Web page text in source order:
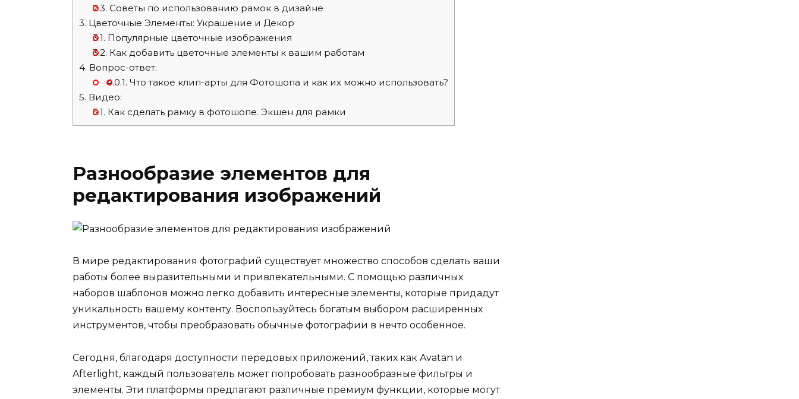
2.3. Советы по использованию рамок в дизайне
3. Цветочные Элементы: Украшение и Декор
3.1. Популярные цветочные изображения
3.2. Как добавить цветочные элементы к вашим работам
4. Вопрос-ответ:
4.0.1. Что такое клип-арты для Фотошопа и как их можно использовать?
5. Видео:
5.1. Как сделать рамку в фотошопе. Экшен для рамки
Разнообразие элементов для
редактирования изображений
В мире редактирования фотографий существует множество способов сделать ваши
работы более выразительными и привлекательными. С помощью различных
наборов шаблонов можно легко добавить интересные элементы, которые придадут
уникальность вашему контенту. Воспользуйтесь богатым выбором расширенных
инструментов, чтобы преобразовать обычные фотографии в нечто особенное.
Сегодня, благодаря доступности передовых приложений, таких как Avatan и
Afterlight, каждый пользователь может попробовать разнообразные фильтры и
элементы. Эти платформы предлагают различные премиум функции, которые могут